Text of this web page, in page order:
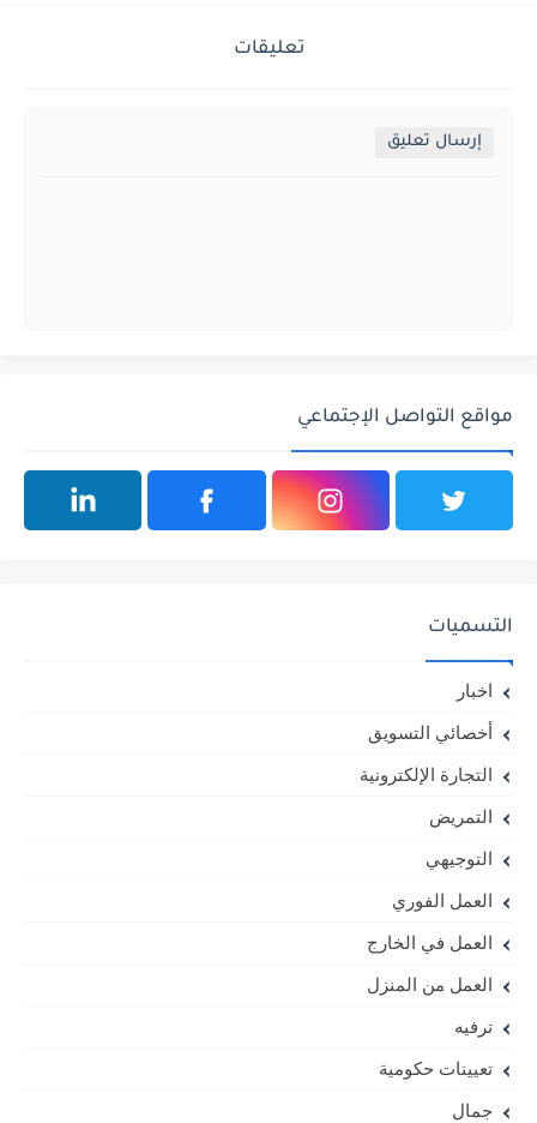
تعليقات
إرسال تعليق
مواقع التواصل الإجتماعي
التسميات
اخبار
أخصائي التسويق
التجارة الإلكترونية
التمريض
التوجيهي
العمل الفوري
العمل في الخارج
العمل من المنزل
ترفيه
تعيينات حكومية
جمال